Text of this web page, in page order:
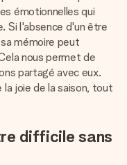
étapes – avec
qui touche le cœur.
pour le moment idéal.
émotionnelles qui
Si l'absence d'un être
mémoire peut
nous permet de
partagé avec eux.
joie de la saison, tout
difficile sans